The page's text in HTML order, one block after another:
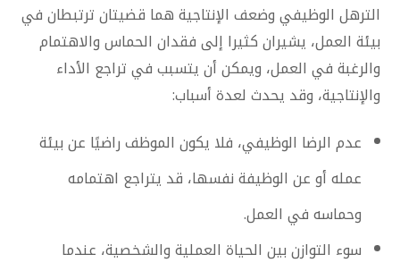
الترهل الوظيفي وضعف الإنتاجية هما قضيتان ترتبطان في
بيئة العمل، يشيران كثيرا إلى فقدان الحماس والاهتمام
والرغبة في العمل، ويمكن أن يتسبب في تراجع الأداء
والإنتاجية، وقد يحدث لعدة أسباب:
عدم الرضا الوظيفي، فلا يكون الموظف راضيًا عن بيئة
عمله أو عن الوظيفة نفسها، قد يتراجع اهتمامه
وحماسه في العمل.
سوء التوازن بين الحياة العملية والشخصية، عندما